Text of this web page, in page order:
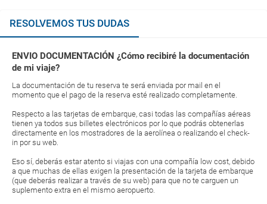
RESOLVEMOS TUS DUDAS
ENVIO DOCUMENTACIÓN ¿Cómo recibiré la documentación
de mi viaje?
La documentación de tu reserva te será enviada por mail en el
momento que el pago de la reserva esté realizado completamente.
Respecto a las tarjetas de embarque, casi todas las compañías aéreas
tienen ya todos sus billetes electrónicos por lo que podrás obtenerlas
directamente en los mostradores de la aerolínea o realizando el check-
in por su web.
Eso sí, deberás estar atento si viajas con una compañía low cost, debido
a que muchas de ellas exigen la presentación de la tarjeta de embarque
(que deberás realizar a través de su web) para que no te carguen un
suplemento extra en el mismo aeropuerto.